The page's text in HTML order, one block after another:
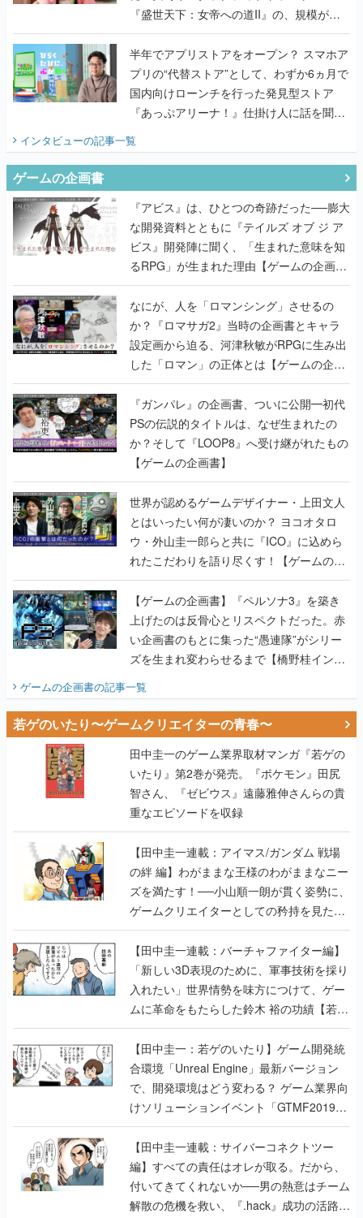
『盛世天下：女帝への道II』の、規模が違
うこだわりをプロデューサーに聞いた
半年でアプリストアをオープン？ スマホア
プリの“代替ストア”として、わずか6ヵ月で
国内向けローンチを行った発見型ストア
『あっぷアリーナ！』仕掛け人に話を聞い
インタビューの記事一覧
ゲームの企画書
『アビス』は、ひとつの奇跡だった──膨大
な開発資料とともに『テイルズ オブ ジ ア
ビス』開発陣に聞く、「生まれた意味を知
るRPG」が生まれた理由【ゲームの企画
書】
なにが、人を「ロマンシング」させるの
か？『ロマサガ2』当時の企画書とキャラ
設定画から迫る、河津秋敏がRPGに生み出
した「ロマン」の正体とは【ゲームの企画
書】
『ガンパレ』の企画書、ついに公開━初代
PSの伝説的タイトルは、なぜ生まれたの
か？そして『LOOP8』へ受け継がれたもの
【ゲームの企画書】
世界が認めるゲームデザイナー・上田文人
とはいったい何が凄いのか？ ヨコオタロ
ウ・外山圭一郎らと共に『ICO』に込めら
れたこだわりを語り尽くす！【ゲームの企
画書】
【ゲームの企画書】『ペルソナ3』を築き
上げたのは反骨心とリスペクトだった。赤
い企画書のもとに集った“愚連隊”がシリー
ズを生まれ変わらせるまで【橋野桂インタ
ゲームの企画書の記事一覧
若ゲのいたり〜ゲームクリエイターの青春〜
田中圭一のゲーム業界取材マンガ『若ゲの
いたり』第2巻が発売。『ポケモン』田尻
智さん、『ゼビウス』遠藤雅伸さんらの貴
重なエピソードを収録
【田中圭一連載：アイマス/ガンダム 戦場
の絆 編】わがままな王様のわがままなニー
ズを満たす！──小山順一朗が貫く姿勢に、
ゲームクリエイターとしての矜持を見た
【若ゲのいたり最終回】
【田中圭一連載：バーチャファイター編】
「新しい3D表現のために、軍事技術を採り
入れたい」世界情勢を味方につけて、ゲー
ムに革命をもたらした鈴木 裕の功績【若ゲ
のいたり】
【田中圭一：若ゲのいたり】ゲーム開発統
合環境「Unreal Engine」最新バージョン
で、開発環境はどう変わる？ ゲーム業界向
けソリューションイベント「GTMF2019」
に行って、より理解を深めよう【PR】
【田中圭一連載：サイバーコネクトツー
編】すべての責任はオレが取る。だから、
付いてきてくれないか──男の熱意はチーム
解散の危機を救い、『.hack』成功の活路を